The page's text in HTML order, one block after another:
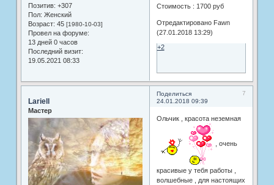
Позитив: +307
Пол: Женский
Возраст: 45 [1980-10-03]
Провел на форуме:
13 дней 0 часов
Последний визит:
19.05.2021 08:33
Стоимость : 1700 руб
Отредактировано Fawn
(27.01.2018 13:29)
+2
Поделиться
7
24.01.2018 09:39
Lariell
Мастер
Ольчик , красота неземная
, очень
красивые у тебя работы ,
волшебные , для настоящих